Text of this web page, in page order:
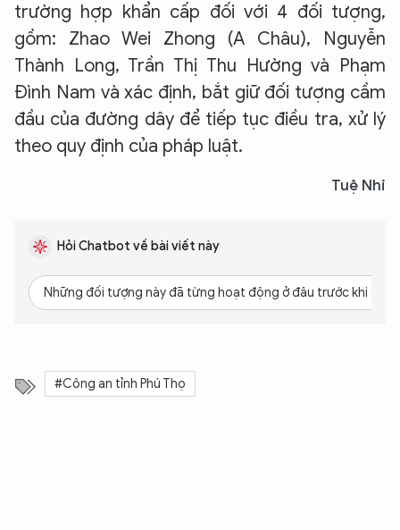
trường hợp khẩn cấp đối với 4 đối tượng,
gồm: Zhao Wei Zhong (A Châu), Nguyễn
Thành Long, Trần Thị Thu Hường và Phạm
Đình Nam và xác định, bắt giữ đối tượng cầm
đầu của đường dây để tiếp tục điều tra, xử lý
theo quy định của pháp luật.
Tuệ Nhi
Hỏi Chatbot về bài viết này
Những đối tượng này đã từng hoạt động ở đâu trước khi đến
#Công an tỉnh Phú Thọ
XIN CHÀO,
TÔI LÀ CHATBOT CỦA